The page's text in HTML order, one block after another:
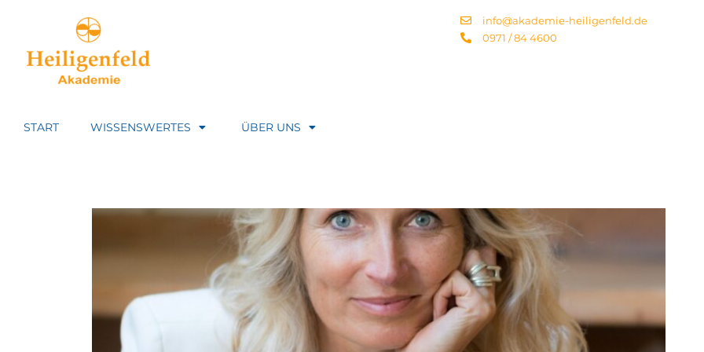
info@akademie-heiligenfeld.de
0971 / 84 4600
START WISSENSWERTES ÜBER UNS